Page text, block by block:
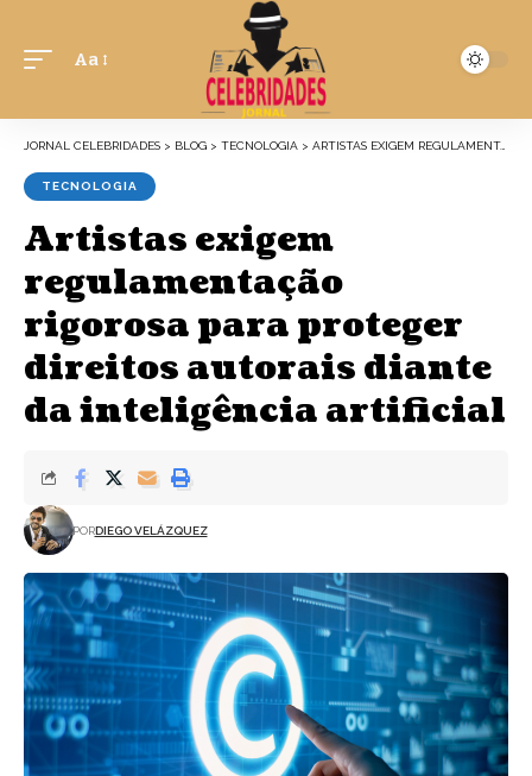
Aa
JORNAL CELEBRIDADES > BLOG > TECNOLOGIA > ARTISTAS EXIGEM REGULAMENTAÇÃO RIGOROSA PARA PROTEGER DIREITOS AUTORAIS DIANTE DA INTELIGÊNCIA ARTIFICIAL
TECNOLOGIA
Artistas exigem
regulamentação
rigorosa para proteger
direitos autorais diante
da inteligência artificial
PORDIEGO VELÁZQUEZ